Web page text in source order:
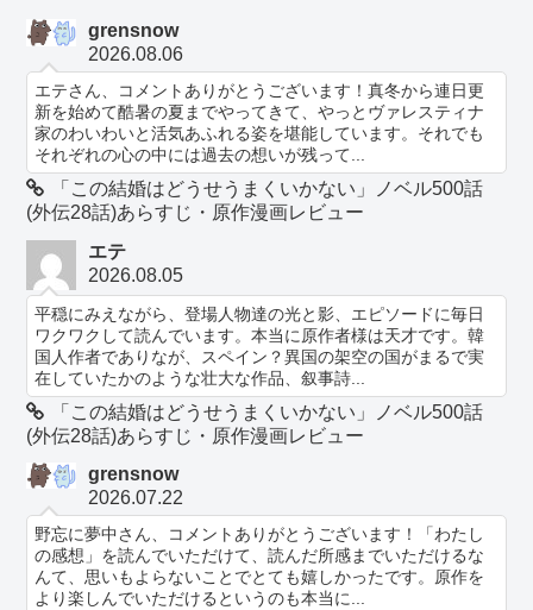
grensnow
2026.08.06
エテさん、コメントありがとうございます！真冬から連日更
新を始めて酷暑の夏までやってきて、やっとヴァレスティナ
家のわいわいと活気あふれる姿を堪能しています。それでも
それぞれの心の中には過去の想いが残って...
「この結婚はどうせうまくいかない」ノベル500話
(外伝28話)あらすじ・原作漫画レビュー
エテ
2026.08.05
平穏にみえながら、登場人物達の光と影、エピソードに毎日
ワクワクして読んでいます。本当に原作者様は天才です。韓
国人作者でありなが、スペイン？異国の架空の国がまるで実
在していたかのような壮大な作品、叙事詩...
「この結婚はどうせうまくいかない」ノベル500話
(外伝28話)あらすじ・原作漫画レビュー
grensnow
2026.07.22
野忘に夢中さん、コメントありがとうございます！「わたし
の感想」を読んでいただけて、読んだ所感までいただけるな
んて、思いもよらないことでとても嬉しかったです。原作を
より楽しんでいただけるというのも本当に...